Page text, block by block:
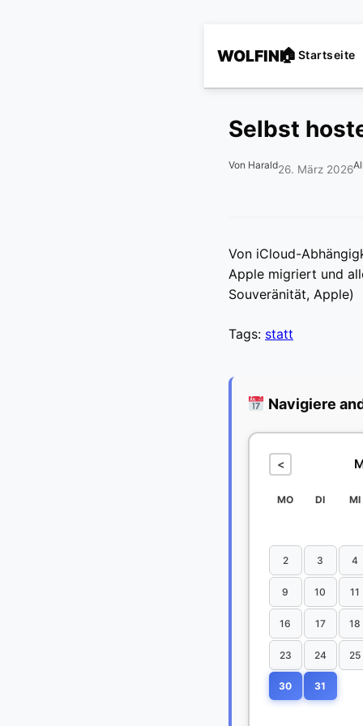
WOLFINI Startseite
Selbst
Von Harald26. März 2026
Von iCloud-
Apple migriert und
Souveränität, Apple)
Tags: statt
Navigiere
<
MO DI MI
2 3 4
9 10 11
16 17 18
23 24 25
30 31